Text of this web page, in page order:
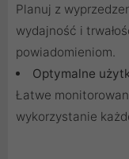
Planuj z
wydajność i
powiadomieniom.
Optymalne
Łatwe
wykorzystanie